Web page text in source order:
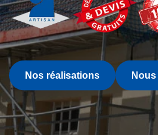
Nos réalisations